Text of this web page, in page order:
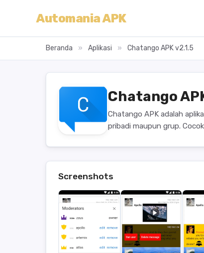
Automania APK
Beranda » Aplikasi » Chatango APK v2.1.5
Chatango
Chatango APK adalah
pribadi maupun grup.
Screenshots